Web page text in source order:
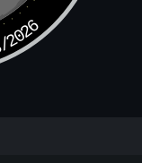
方便以广济拔之
冒犯天禁，将平日
者，而皆证之以神
同跻道岸，则宜真